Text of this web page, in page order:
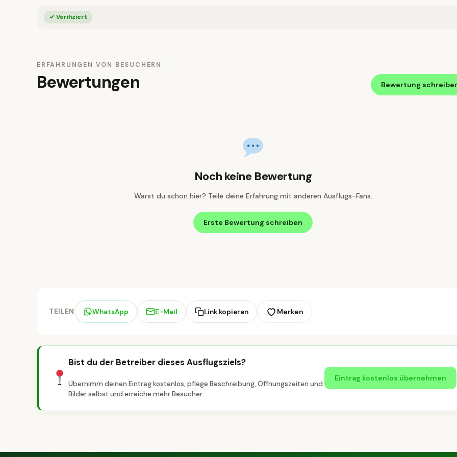
✓ Verifiziert
ERFAHRUNGEN VON BESUCHERN
Bewertungen Bewertung
Noch keine Bewertung
Warst du schon hier? Teile deine Erfahrung mit anderen Ausflugs-Fans.
Erste Bewertung schreiben
TEILEN WhatsApp E-Mail Link kopieren Merken
Bist du der Betreiber dieses Ausflugsziels?
Übernimm deinen Eintrag kostenlos, pflege Beschreibung, Öffnungszeiten und
Bilder selbst und erreiche mehr Besucher.
Eintrag kostenlos übernehmen